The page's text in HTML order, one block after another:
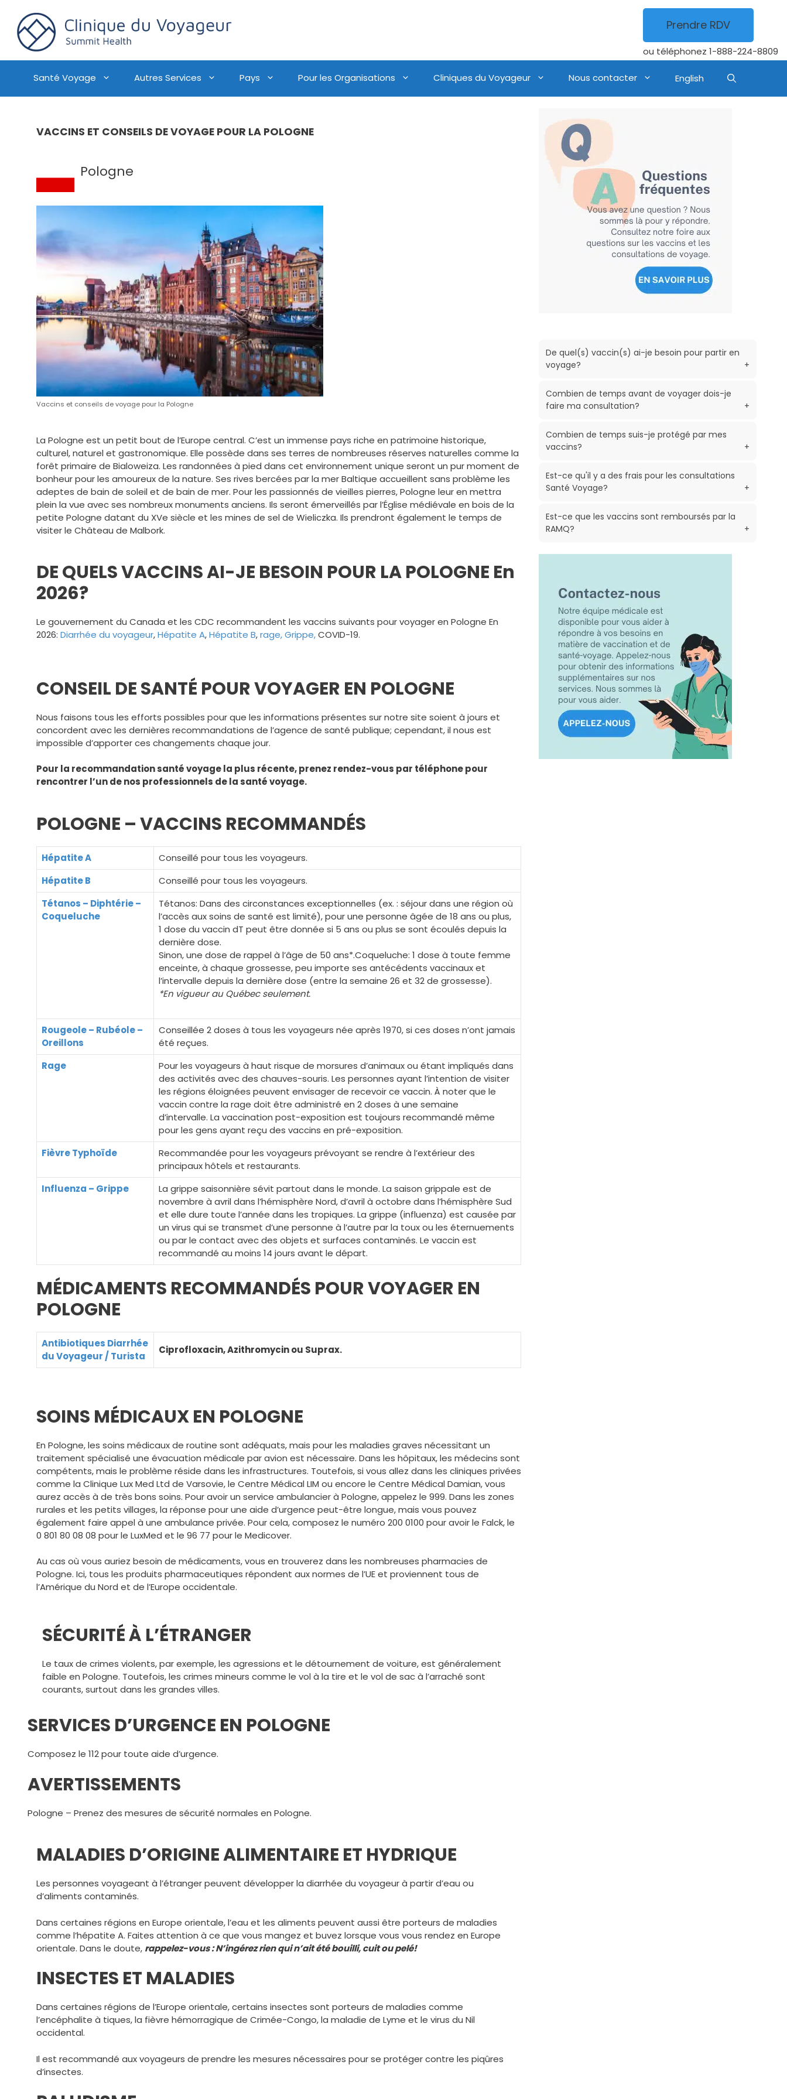
Prendre RDV
ou téléphonez 1-888-224-8809
Santé Voyage Autres Services Pays Pour les Organisations Cliniques du Voyageur Nous contacter English
VACCINS ET CONSEILS DE VOYAGE POUR LA POLOGNE
Pologne
Vaccins et conseils de voyage pour la Pologne
La Pologne est un petit bout de l’Europe central. C’est un immense pays riche en patrimoine historique,
culturel, naturel et gastronomique. Elle possède dans ses terres de nombreuses réserves naturelles comme la
forêt primaire de Bialoweiza. Les randonnées à pied dans cet environnement unique seront un pur moment de
bonheur pour les amoureux de la nature. Ses rives bercées par la mer Baltique accueillent sans problème les
adeptes de bain de soleil et de bain de mer. Pour les passionnés de vieilles pierres, Pologne leur en mettra
plein la vue avec ses nombreux monuments anciens. Ils seront émerveillés par l’Église médiévale en bois de la
petite Pologne datant du XVe siècle et les mines de sel de Wieliczka. Ils prendront également le temps de
visiter le Château de Malbork.
DE QUELS VACCINS AI-JE BESOIN POUR LA POLOGNE En
2026?
Le gouvernement du Canada et les CDC recommandent les vaccins suivants pour voyager en Pologne En
2026: Diarrhée du voyageur,Hépatite A,Hépatite B,rage,Grippe,COVID-19.
CONSEIL DE SANTÉ POUR VOYAGER EN POLOGNE
Nous faisons tous les efforts possibles pour que les informations présentes sur notre site soient à jours et
concordent avec les dernières recommandations de l’agence de santé publique; cependant, il nous est
impossible d’apporter ces changements chaque jour.
Pour la recommandation santé voyage la plus récente, prenez rendez-vous par téléphone pour
rencontrer l’un de nos professionnels de la santé voyage.
POLOGNE – VACCINS RECOMMANDÉS
Hépatite A
Conseillé pour tous les voyageurs.
Hépatite B
Conseillé pour tous les voyageurs.
Tétanos – Diphtérie –
Coqueluche
Tétanos: Dans des circonstances exceptionnelles (ex. : séjour dans une région où
l’accès aux soins de santé est limité), pour une personne âgée de 18 ans ou plus,
1 dose du vaccin dT peut être donnée si 5 ans ou plus se sont écoulés depuis la
dernière dose.
Sinon, une dose de rappel à l’âge de 50 ans*.Coqueluche: 1 dose à toute femme
enceinte, à chaque grossesse, peu importe ses antécédents vaccinaux et
l’intervalle depuis la dernière dose (entre la semaine 26 et 32 de grossesse).
*En vigueur au Québec seulement.
Rougeole – Rubéole –
Oreillons
Conseillée 2 doses à tous les voyageurs née après 1970, si ces doses n’ont jamais
été reçues.
Rage
Pour les voyageurs à haut risque de morsures d’animaux ou étant impliqués dans
des activités avec des chauves-souris. Les personnes ayant l’intention de visiter
les régions éloignées peuvent envisager de recevoir ce vaccin. À noter que le
vaccin contre la rage doit être administré en 2 doses à une semaine
d’intervalle. La vaccination post-exposition est toujours recommandé même
pour les gens ayant reçu des vaccins en pré-exposition.
Fièvre Typhoïde
Recommandée pour les voyageurs prévoyant se rendre à l’extérieur des
principaux hôtels et restaurants.
Influenza – Grippe
La grippe saisonnière sévit partout dans le monde. La saison grippale est de
novembre à avril dans l’hémisphère Nord, d’avril à octobre dans l’hémisphère Sud
et elle dure toute l’année dans les tropiques. La grippe (influenza) est causée par
un virus qui se transmet d’une personne à l’autre par la toux ou les éternuements
ou par le contact avec des objets et surfaces contaminés. Le vaccin est
recommandé au moins 14 jours avant le départ.
MÉDICAMENTS RECOMMANDÉS POUR VOYAGER EN
POLOGNE
Antibiotiques Diarrhée
du Voyageur / Turista
Ciprofloxacin, Azithromycin ou Suprax.
SOINS MÉDICAUX EN POLOGNE
En Pologne, les soins médicaux de routine sont adéquats, mais pour les maladies graves nécessitant un
traitement spécialisé une évacuation médicale par avion est nécessaire. Dans les hôpitaux, les médecins sont
compétents, mais le problème réside dans les infrastructures. Toutefois, si vous allez dans les cliniques privées
comme la Clinique Lux Med Ltd de Varsovie, le Centre Médical LIM ou encore le Centre Médical Damian, vous
aurez accès à de très bons soins. Pour avoir un service ambulancier à Pologne, appelez le 999. Dans les zones
rurales et les petits villages, la réponse pour une aide d’urgence peut-être longue, mais vous pouvez
également faire appel à une ambulance privée. Pour cela, composez le numéro 200 0100 pour avoir le Falck, le
0 801 80 08 08 pour le LuxMed et le 96 77 pour le Medicover.
Au cas où vous auriez besoin de médicaments, vous en trouverez dans les nombreuses pharmacies de
Pologne. Ici, tous les produits pharmaceutiques répondent aux normes de l’UE et proviennent tous de
l’Amérique du Nord et de l’Europe occidentale.
SÉCURITÉ À L’ÉTRANGER
Le taux de crimes violents, par exemple, les agressions et le détournement de voiture, est généralement
faible en Pologne. Toutefois, les crimes mineurs comme le vol à la tire et le vol de sac à l’arraché sont
courants, surtout dans les grandes villes.
SERVICES D’URGENCE EN POLOGNE
Composez le 112 pour toute aide d’urgence.
AVERTISSEMENTS
Pologne – Prenez des mesures de sécurité normales en Pologne.
MALADIES D’ORIGINE ALIMENTAIRE ET HYDRIQUE
Les personnes voyageant à l’étranger peuvent développer la diarrhée du voyageur à partir d’eau ou
d’aliments contaminés.
Dans certaines régions en Europe orientale, l’eau et les aliments peuvent aussi être porteurs de maladies
comme l’hépatite A. Faites attention à ce que vous mangez et buvez lorsque vous vous rendez en Europe
orientale. Dans le doute, rappelez-vous : N’ingérez rien qui n’ait été bouilli, cuit ou pelé!
INSECTES ET MALADIES
Dans certaines régions de l’Europe orientale, certains insectes sont porteurs de maladies comme
l’encéphalite à tiques, la fièvre hémorragique de Crimée-Congo, la maladie de Lyme et le virus du Nil
occidental.
Il est recommandé aux voyageurs de prendre les mesures nécessaires pour se protéger contre les piqûres
d’insectes.
De quel(s) vaccin(s) ai-je besoin pour partir en
voyage?
+
Combien de temps avant de voyager dois-je
faire ma consultation?
+
Combien de temps suis-je protégé par mes
vaccins?
+
Est-ce qu'il y a des frais pour les consultations
Santé Voyage?
+
Est-ce que les vaccins sont remboursés par la
RAMQ?
+